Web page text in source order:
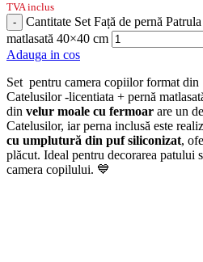
TVA inclus
-
Cantitate Set Față de pernă
matlasată 40×40 cm
Adauga in cos
Set pentru camera copiilor format din
Catelusilor -licentiata + pernă
din velur moale cu fermoar are un
Catelusilor, iar perna inclusă este
cu umplutură din puf siliconizat,
plăcut. Ideal pentru decorarea patului
camera copilului. 💙